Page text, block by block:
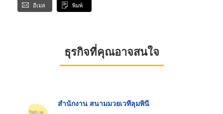
อีเมล พิมพ์
ธุรกิจที่คุณอาจสนใจ
สำนักงาน สนามมวยเวทีลุมพินี